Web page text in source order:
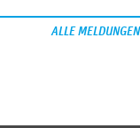
ALLE MELDUNGEN